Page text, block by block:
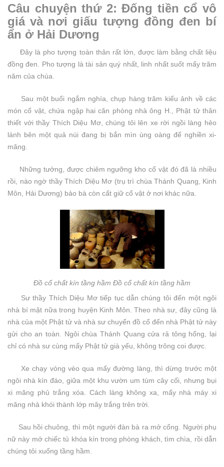
Câu chuyện thứ 2: Đống tiền cổ vô
giá và nơi giấu tượng đồng đen bí
ẩn ở Hải Dương
Đây là pho tượng toàn thân rất lớn, được làm bằng chất liệu
đồng đen. Pho tượng là tài sản quý nhất, linh nhất suốt mấy trăm
năm của chùa.
Sau một buổi ngắm nghía, chụp hàng trăm kiểu ảnh về các
món cổ vật, chứa ngập hai căn phòng nhà ông H., Phật tử thân
thiết với thầy Thích Diệu Mơ, chúng tôi lên xe rời ngồi làng hẻo
lánh bên một quả núi đang bị bắn mìn ùng oàng để nghiền xi-
măng.
Những tưởng, được chiêm ngưỡng kho cổ vật đó đã là nhiều
rồi, nào ngờ thầy Thích Diệu Mơ (trụ trì chùa Thánh Quang, Kinh
Môn, Hải Dương) bảo bà còn cất giữ cổ vật ở nơi khác nữa.
Đồ cổ chất kín tầng hầm Đồ cổ chất kín tầng hầm
Sư thầy Thích Diệu Mơ tiếp tục dẫn chúng tôi đến một ngôi
nhà bí mật nữa trong huyện Kinh Môn. Theo nhà sư, đây cũng là
nhà của một Phật tử và nhà sư chuyển đồ cổ đến nhà Phật tử này
gửi cho an toàn. Ngôi chùa Thánh Quang cửa rả tông hống, lại
chỉ có nhà sư cùng mấy Phật tử già yếu, không trông coi được.
Xe chạy vòng vèo qua mấy đường làng, thì dừng trước một
ngôi nhà kín đáo, giữa một khu vườn um tùm cây cối, nhưng bụi
xi măng phủ trắng xóa. Cách làng không xa, mấy nhà máy xi
măng nhả khói thành lớp mây trắng trên trời.
Sau hồi chuông, thì một người đàn bà ra mở cổng. Người phụ
nữ này mở chiếc tủ khóa kín trong phòng khách, tìm chìa, rồi dẫn
chúng tôi xuống tầng hầm.